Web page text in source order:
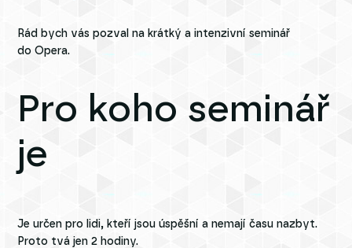
Rád bych vás pozval na krátký a intenzivní seminář
do Opera.
Pro koho seminář
je
Je určen pro lidi, kteří jsou úspěšní a nemají času nazbyt.
Proto tvá jen 2 hodiny.